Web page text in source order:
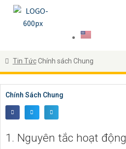
Tin Tức Chính sách Chung
Chính Sách Chung
1. Nguyên tắc hoạt động